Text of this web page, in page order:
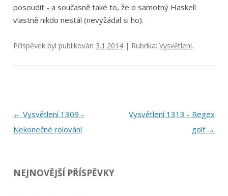
posoudit - a současně také to, že o samotný Haskell
vlastně nikdo nestál (nevyžádal si ho).
Příspěvek byl publikován 3.1.2014| Rubrika: Vysvětlení.
Navigace
pro
← Vysvětlení 1309 -
Nekonečné rolování
Vysvětlení 1313 - Regex
golf →
NEJNOVĚJŠÍ PŘÍSPĚVKY